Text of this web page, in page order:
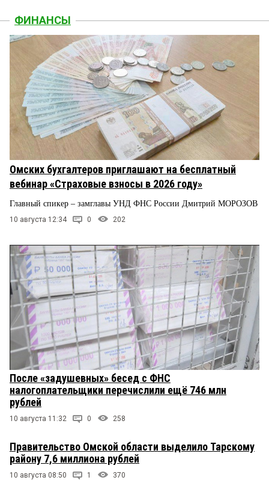
ФИНАНСЫ
Омских бухгалтеров приглашают на бесплатный
вебинар «Страховые взносы в 2026 году»
Главный спикер – замглавы УНД ФНС России Дмитрий МОРОЗОВ
10 августа 12:34 0 202
После «задушевных» бесед с ФНС
налогоплательщики перечислили ещё 746 млн
рублей
10 августа 11:32 0 258
Правительство Омской области выделило Тарскому
району 7,6 миллиона рублей
10 августа 08:50 1 370